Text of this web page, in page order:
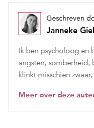
Geschreven
Janneke
Ik ben psycholoog en
angsten, somberheid,
klinkt misschien
Meer over deze